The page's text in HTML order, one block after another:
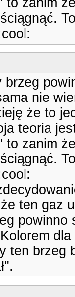
brzeg
nie
że to
teoria
to zanim
że ten gaz
powinno
Kolorem
ten brzeg